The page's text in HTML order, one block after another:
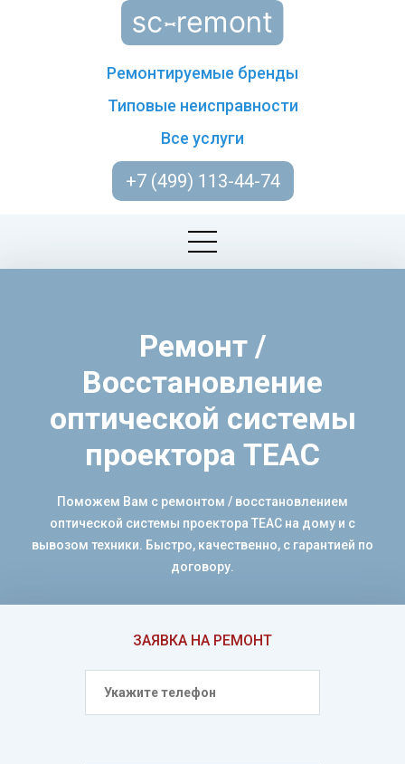
Ремонтируемые бренды
Типовые неисправности
Все услуги
+7 (499) 113-44-74
ЗАЯВКА НА РЕМОНТ
Ремонт /
Восстановление
оптической системы
проектора TEAC
Поможем Вам с ремонтом / восстановлением
оптической системы проектора TEAC на дому и с
вывозом техники. Быстро, качественно, с гарантией по
договору.